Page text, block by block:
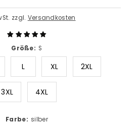
zzgl. Versandkosten
Größe: S
L XL 2XL
3XL 4XL
Farbe: silber